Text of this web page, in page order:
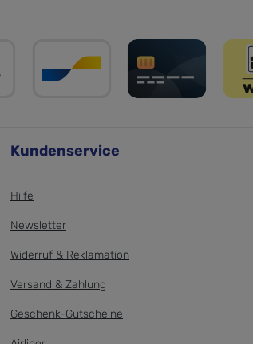
Kundenservice
Hilfe
Newsletter
Widerruf & Reklamation
Versand & Zahlung
Geschenk-Gutscheine